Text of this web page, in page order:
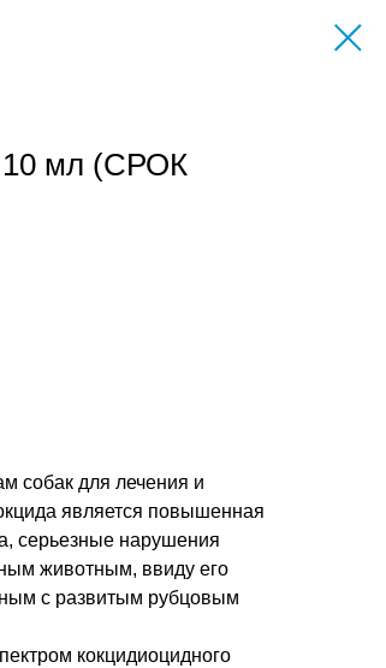
10 мл (СРОК
собак для лечения и
является повышенная
серьезные нарушения
животным, ввиду его
с развитым рубцовым
кокцидиоцидного